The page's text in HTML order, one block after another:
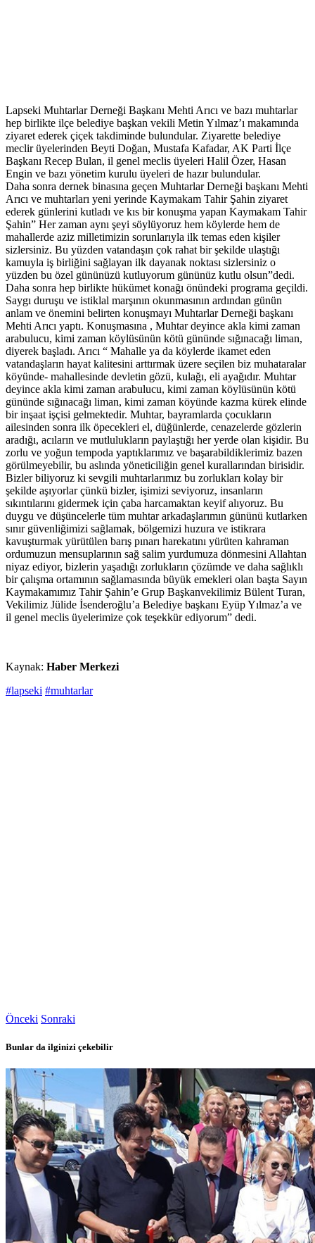
Lapseki Muhtarlar Derneği Başkanı Mehti Arıcı ve bazı muhtarlar
hep birlikte ilçe belediye başkan vekili Metin Yılmaz’ı makamında
ziyaret ederek çiçek takdiminde bulundular. Ziyarette belediye
meclir üyelerinden Beyti Doğan, Mustafa Kafadar, AK Parti İlçe
Başkanı Recep Bulan, il genel meclis üyeleri Halil Özer, Hasan
Engin ve bazı yönetim kurulu üyeleri de hazır bulundular.
Daha sonra dernek binasına geçen Muhtarlar Derneği başkanı Mehti
Arıcı ve muhtarları yeni yerinde Kaymakam Tahir Şahin ziyaret
ederek günlerini kutladı ve kıs bir konuşma yapan Kaymakam Tahir
Şahin” Her zaman aynı şeyi söylüyoruz hem köylerde hem de
mahallerde aziz milletimizin sorunlarıyla ilk temas eden kişiler
sizlersiniz. Bu yüzden vatandaşın çok rahat bir şekilde ulaştığı
kamuyla iş birliğini sağlayan ilk dayanak noktası sizlersiniz o
yüzden bu özel gününüzü kutluyorum gününüz kutlu olsun”dedi.
Daha sonra hep birlikte hükümet konağı önündeki programa geçildi.
Saygı duruşu ve istiklal marşının okunmasının ardından günün
anlam ve önemini belirten konuşmayı Muhtarlar Derneği başkanı
Mehti Arıcı yaptı. Konuşmasına , Muhtar deyince akla kimi zaman
arabulucu, kimi zaman köylüsünün kötü gününde sığınacağı liman,
diyerek başladı. Arıcı “ Mahalle ya da köylerde ikamet eden
vatandaşların hayat kalitesini arttırmak üzere seçilen biz muhataralar
köyünde- mahallesinde devletin gözü, kulağı, eli ayağıdır. Muhtar
deyince akla kimi zaman arabulucu, kimi zaman köylüsünün kötü
gününde sığınacağı liman, kimi zaman köyünde kazma kürek elinde
bir inşaat işçisi gelmektedir. Muhtar, bayramlarda çocukların
ailesinden sonra ilk öpecekleri el, düğünlerde, cenazelerde gözlerin
aradığı, acıların ve mutlulukların paylaştığı her yerde olan kişidir. Bu
zorlu ve yoğun tempoda yaptıklarımız ve başarabildiklerimiz bazen
görülmeyebilir, bu aslında yöneticiliğin genel kurallarından birisidir.
Bizler biliyoruz ki sevgili muhtarlarımız bu zorlukları kolay bir
şekilde aşıyorlar çünkü bizler, işimizi seviyoruz, insanların
sıkıntılarını gidermek için çaba harcamaktan keyif alıyoruz. Bu
duygu ve düşüncelerle tüm muhtar arkadaşlarımın gününü kutlarken
sınır güvenliğimizi sağlamak, bölgemizi huzura ve istikrara
kavuşturmak yürütülen barış pınarı harekatını yürüten kahraman
ordumuzun mensuplarının sağ salim yurdumuza dönmesini Allahtan
niyaz ediyor, bizlerin yaşadığı zorlukların çözümde ve daha sağlıklı
bir çalışma ortamının sağlamasında büyük emekleri olan başta Sayın
Kaymakamımız Tahir Şahin’e Grup Başkanvekilimiz Bülent Turan,
Vekilimiz Jülide İsenderoğlu’a Belediye başkanı Eyüp Yılmaz’a ve
il genel meclis üyelerimize çok teşekkür ediyorum” dedi.
Kaynak: Haber Merkezi
#lapseki #muhtarlar
Önceki Sonraki
Bunlar da ilginizi çekebilir